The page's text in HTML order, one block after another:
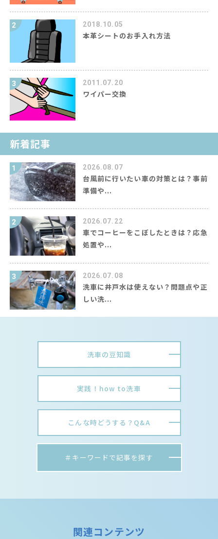
2 2018.10.05
本革シートのお手入れ方法
3 2011.07.20
ワイパー交換
新着記事
1 2026.08.07
台風前に行いたい車の対策とは？事前
準備や...
2 2026.07.22
車でコーヒーをこぼしたときは？応急
処置や...
3 2026.07.08
洗車に井戸水は使えない？問題点や正
しい洗...
洗車の豆知識
実践！how to洗車
こんな時どうする？Q&A
＃キーワードで記事を探す
関連コンテンツ